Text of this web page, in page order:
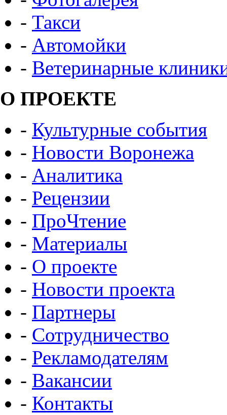
- Такси
- Автомойки
- Ветеринарные
О ПРОЕКТЕ
- Культурные события
- Новости Воронежа
- Аналитика
- Рецензии
- ПроЧтение
- Материалы
- О проекте
- Новости проекта
- Партнеры
- Сотрудничество
- Рекламодателям
- Вакансии
- Контакты